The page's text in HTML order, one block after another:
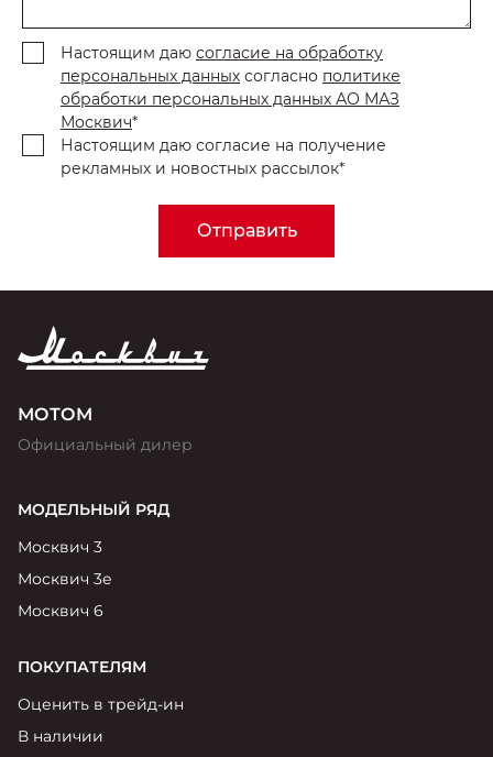
Настоящим даю согласие на обработку
персональных данных согласно политике
обработки персональных данных АО МАЗ
Москвич*
Настоящим даю согласие на получение
рекламных и новостных рассылок*
Отправить
МОТОМ
Официальный дилер
МОДЕЛЬНЫЙ РЯД
Москвич 3
Москвич 3е
Москвич 6
ПОКУПАТЕЛЯМ
Оценить в трейд-ин
В наличии